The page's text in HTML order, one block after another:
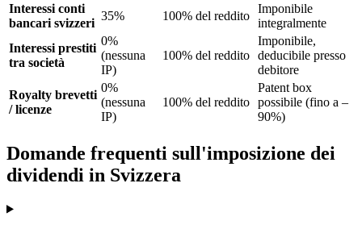
Interessi conti
bancari svizzeri
35% 100% del reddito
Imponibile
integralmente
Interessi prestiti
tra società
0%
(nessuna
IP)
100% del reddito
Imponibile,
deducibile presso
debitore
Royalty brevetti
/ licenze
0%
(nessuna
IP)
100% del reddito
Patent box
possibile (fino a –
90%)
Domande frequenti sull'imposizione dei
dividendi in Svizzera